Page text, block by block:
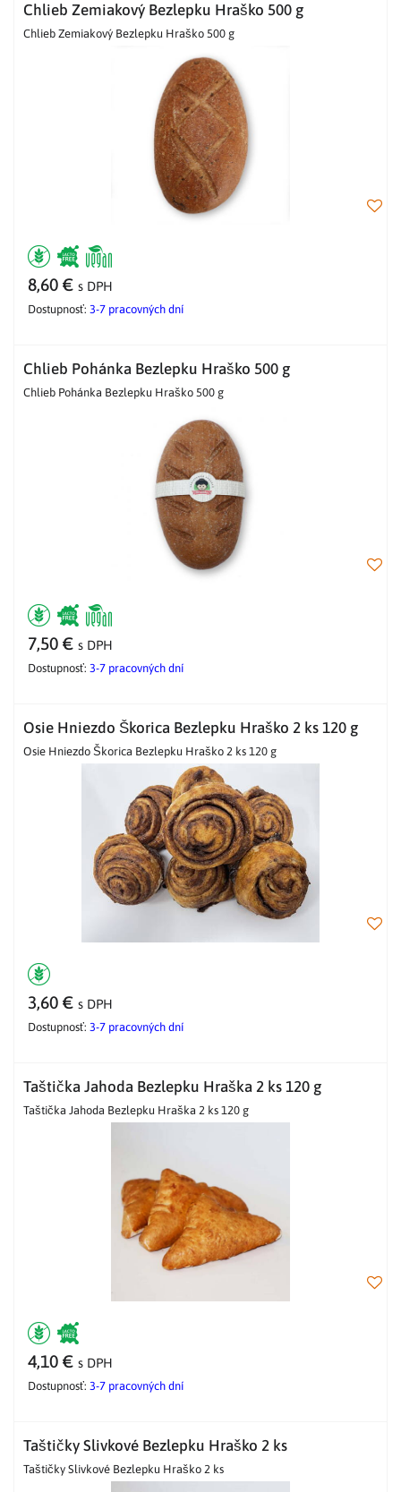
Chlieb Zemiakový Bezlepku Hraško 500 g
Chlieb Zemiakový Bezlepku Hraško 500 g
8,60 € s DPH
Dostupnosť: 3-7 pracovných dní
Chlieb Pohánka Bezlepku Hraško 500 g
Chlieb Pohánka Bezlepku Hraško 500 g
7,50 € s DPH
Dostupnosť: 3-7 pracovných dní
Osie Hniezdo Škorica Bezlepku Hraško 2 ks 120 g
Osie Hniezdo Škorica Bezlepku Hraško 2 ks 120 g
3,60 € s DPH
Dostupnosť: 3-7 pracovných dní
Taštička Jahoda Bezlepku Hraška 2 ks 120 g
Taštička Jahoda Bezlepku Hraška 2 ks 120 g
4,10 € s DPH
Dostupnosť: 3-7 pracovných dní
Taštičky Slivkové Bezlepku Hraško 2 ks
Taštičky Slivkové Bezlepku Hraško 2 ks